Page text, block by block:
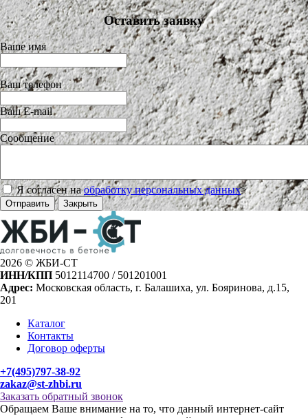
Оставить заявку
Ваше имя
Ваш телефон
Ваш E-mail
Сообщение
Я согласен наобработку персональных данных>
Отправить Закрыть
2026 © ЖБИ-СТ
ИНН/КПП 5012114700 / 501201001
Адрес: Московская область, г. Балашиха, ул. Бояринова, д.15,
201
Каталог
Контакты
Договор оферты
+7(495)797-38-92
zakaz@st-zhbi.ru
Заказать обратный звонок
Обращаем Ваше внимание на то, что данный интернет-сайт